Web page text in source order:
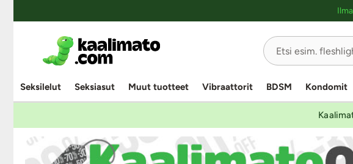
Seksilelut Seksiasut Muut tuotteet Vibraattorit BDSM Kondomit